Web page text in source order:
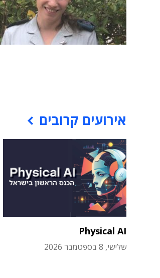
אירועים קרובים
Physical AI
שלישי, 8 בספטמבר 2026